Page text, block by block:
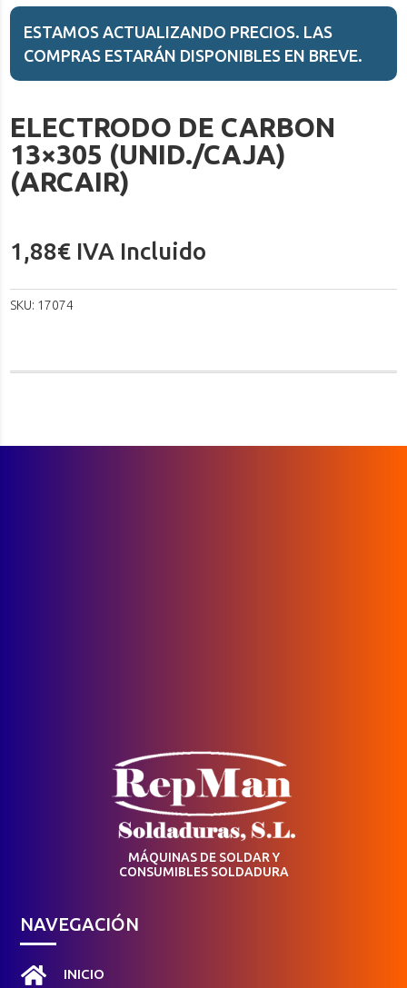
ESTAMOS ACTUALIZANDO PRECIOS. LAS
COMPRAS ESTARÁN DISPONIBLES EN BREVE.
ELECTRODO DE CARBON
13×305 (UNID./CAJA)
(ARCAIR)
1,88€ IVA Incluido
SKU: 17074
MÁQUINAS DE SOLDAR Y
CONSUMIBLES SOLDADURA
NAVEGACIÓN
 INICIO